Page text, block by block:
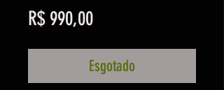
R$ 990,00Preço
Esgotado